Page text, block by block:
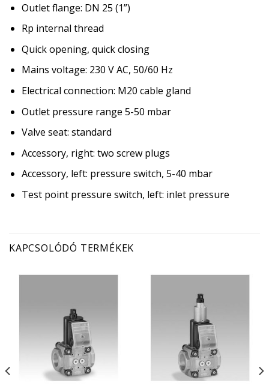
Outlet flange: DN 25 (1”)
Rp internal thread
Quick opening, quick closing
Mains voltage: 230 V AC, 50/60 Hz
Electrical connection: M20 cable gland
Outlet pressure range 5-50 mbar
Valve seat: standard
Accessory, right: two screw plugs
Accessory, left: pressure switch, 5-40 mbar
Test point pressure switch, left: inlet pressure
KAPCSOLÓDÓ TERMÉKEK